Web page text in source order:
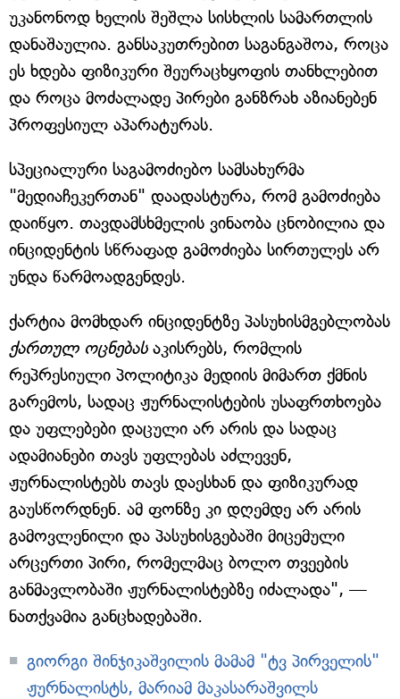
უკანონოდ ხელის შეშლა სისხლის სამართლის
დანაშაულია. განსაკუთრებით საგანგაშოა, როცა
ეს ხდება ფიზიკური შეურაცხყოფის თანხლებით
და როცა მოძალადე პირები განზრახ აზიანებენ
პროფესიულ აპარატურას.
სპეციალური საგამოძიებო სამსახურმა
"მედიაჩეკერთან" დაადასტურა, რომ გამოძიება
დაიწყო. თავდამსხმელის ვინაობა ცნობილია და
ინციდენტის სწრაფად გამოძიება სირთულეს არ
უნდა წარმოადგენდეს.
ქარტია მომხდარ ინციდენტზე პასუხისმგებლობას
ქართულ ოცნებასაკისრებს, რომლის
რეპრესიული პოლიტიკა მედიის მიმართ ქმნის
გარემოს, სადაც ჟურნალისტების უსაფრთხოება
და უფლებები დაცული არ არის და სადაც
ადამიანები თავს უფლებას აძლევენ,
ჟურნალისტებს თავს დაესხან და ფიზიკურად
გაუსწორდნენ. ამ ფონზე კი დღემდე არ არის
გამოვლენილი და პასუხისგებაში მიცემული
არცერთი პირი, რომელმაც ბოლო თვეების
განმავლობაში ჟურნალისტებზე იძალადა", —
ნათქვამია განცხადებაში.
გიორგი შინჯიკაშვილის მამამ "ტვ პირველის"
ჟურნალისტს, მარიამ მაკასარაშვილს